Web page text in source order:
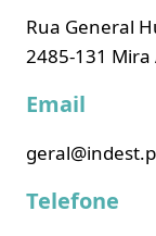
Rua General
2485-131 Mira
Email
Telefone